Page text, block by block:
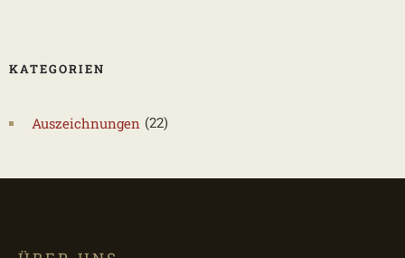
KATEGORIEN
Auszeichnungen (22)